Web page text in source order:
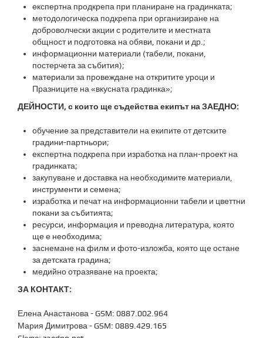
експертна продкрепа при планиране на градинката;
методологическа подкрепа при организиране на
доброволчески акции с родителите и местната
общност и подготовка на обяви, покани и др.;
информационни материали (табели, покани,
постерчета за събития);
материали за провеждане на откритите уроци и
Празниците на «вкусната градинка»;
ДЕЙНОСТИ, с които ще съдейства екипът на ЗАЕДНО:
обучение за представители на екипите от детските
градини-партньори;
експертна подкрепа при изработка на план-проект на
градинката;
закупуване и доставка на необходимите материали,
инструменти и семена;
изработка и печат на информационни табели и цветтни
покани за събитията;
ресурси, информация и преводна литература, която
ще е необходима;
заснемане на филм и фото-изложба, която ще остане
за детската градина;
медийно отразяване на проекта;
ЗА КОНТАКТ:
Елена Анастанова - GSM: 0887.002.964
Мария Димитрова - GSM: 0889.429.165